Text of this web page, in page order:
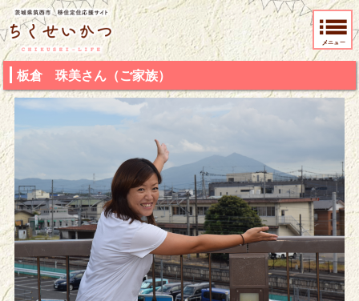
茨城県筑西市 移住定住応援サイト ちくせいかつ
板倉 珠美さん（ご家族）